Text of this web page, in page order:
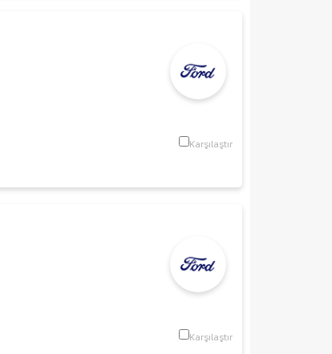
Karşılaştır
Karşılaştır